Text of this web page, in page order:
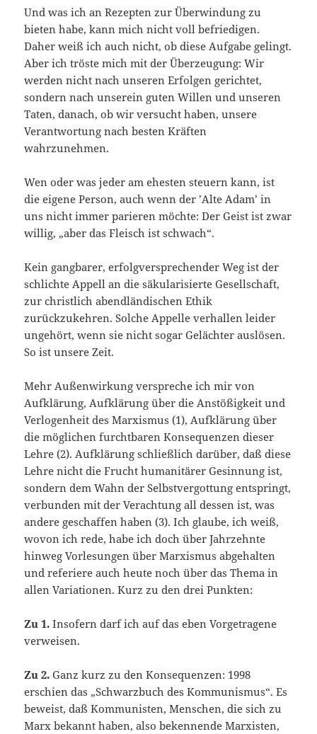
Und was ich an Rezepten zur Überwindung zu
bieten habe, kann mich nicht voll befriedigen.
Daher weiß ich auch nicht, ob diese Aufgabe gelingt.
Aber ich tröste mich mit der Überzeugung: Wir
werden nicht nach unseren Erfolgen gerichtet,
sondern nach unserein guten Willen und unseren
Taten, danach, ob wir versucht haben, unsere
Verantwortung nach besten Kräften
wahrzunehmen.
Wen oder was jeder am ehesten steuern kann, ist
die eigene Person, auch wenn der ’Alte Adam’ in
uns nicht immer parieren möchte: Der Geist ist zwar
willig, „aber das Fleisch ist schwach“.
Kein gangbarer, erfolgversprechender Weg ist der
schlichte Appell an die säkularisierte Gesellschaft,
zur christlich abendländischen Ethik
zurückzukehren. Solche Appelle verhallen leider
ungehört, wenn sie nicht sogar Gelächter auslösen.
So ist unsere Zeit.
Mehr Außenwirkung verspreche ich mir von
Aufklärung, Aufklärung über die Anstößigkeit und
Verlogenheit des Marxismus (1), Aufklärung über
die möglichen furchtbaren Konsequenzen dieser
Lehre (2). Aufklärung schließlich darüber, daß diese
Lehre nicht die Frucht humanitärer Gesinnung ist,
sondern dem Wahn der Selbstvergottung entspringt,
verbunden mit der Verachtung all dessen ist, was
andere geschaffen haben (3). Ich glaube, ich weiß,
wovon ich rede, habe ich doch über Jahrzehnte
hinweg Vorlesungen über Marxismus abgehalten
und referiere auch heute noch über das Thema in
allen Variationen. Kurz zu den drei Punkten:
Zu 1.Insofern darf ich auf das eben Vorgetragene
verweisen.
Zu 2.Ganz kurz zu den Konsequenzen: 1998
erschien das „Schwarzbuch des Kommunismus“. Es
beweist, daß Kommunisten, Menschen, die sich zu
Marx bekannt haben, also bekennende Marxisten,